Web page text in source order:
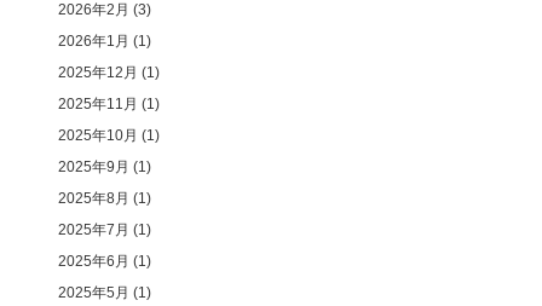
2026年2月 (3)
2026年1月 (1)
2025年12月 (1)
2025年11月 (1)
2025年10月 (1)
2025年9月 (1)
2025年8月 (1)
2025年7月 (1)
2025年6月 (1)
2025年5月 (1)